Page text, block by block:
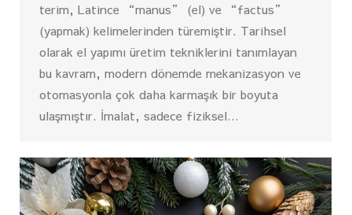
terim, Latince “manus” (el) ve “factus”
(yapmak) kelimelerinden türemiştir. Tarihsel
olarak el yapımı üretim tekniklerini tanımlayan
bu kavram, modern dönemde mekanizasyon ve
otomasyonla çok daha karmaşık bir boyuta
ulaşmıştır. İmalat, sadece fiziksel…